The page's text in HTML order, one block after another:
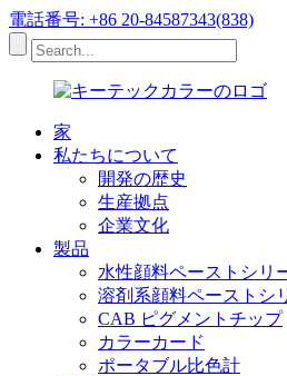
電話番号: +86 20-84587343(838)
家
私たちについて
開発の歴史
生産拠点
企業文化
製品
水性顔料ペーストシリ
溶剤系顔料ペーストシ
CAB ピグメントチップ
カラーカード
ポータブル比色計